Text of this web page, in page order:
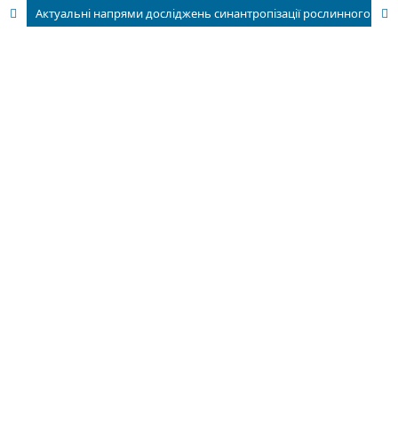
Актуальні напрями досліджень cинантропізації рослинного покриву України